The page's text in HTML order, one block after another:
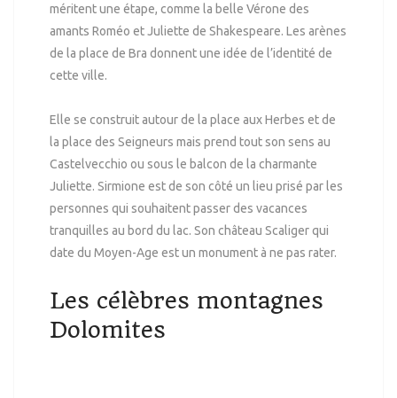
méritent une étape, comme la belle Vérone des
amants Roméo et Juliette de Shakespeare. Les arènes
de la place de Bra donnent une idée de l’identité de
cette ville.
Elle se construit autour de la place aux Herbes et de
la place des Seigneurs mais prend tout son sens au
Castelvecchio ou sous le balcon de la charmante
Juliette. Sirmione est de son côté un lieu prisé par les
personnes qui souhaitent passer des vacances
tranquilles au bord du lac. Son château Scaliger qui
date du Moyen-Age est un monument à ne pas rater.
Les célèbres montagnes
Dolomites